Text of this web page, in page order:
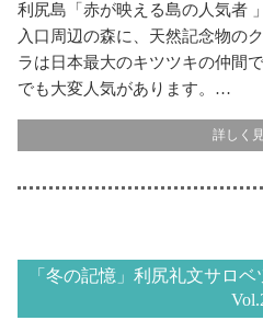
利尻島「赤が映える島の人気者
入口周辺の森に、天然記念物の
ラは日本最大のキツツキの仲間
でも大変人気があります。…
詳しく
「冬の記憶」利尻礼文サロ